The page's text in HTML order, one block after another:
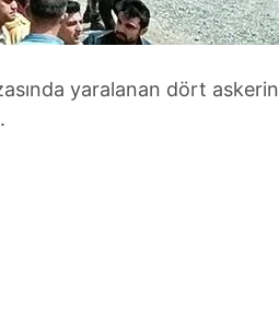
yaralanan dört askerin